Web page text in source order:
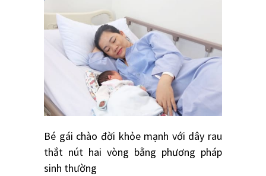
Bé gái chào đời khỏe mạnh với dây rau
thắt nút hai vòng bằng phương pháp
sinh thường